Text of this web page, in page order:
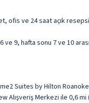
ofis ve 24 saat açık
9, hafta sonu 7 ve 10
Suites by Hilton
Alışveriş Merkezi ile 0,6